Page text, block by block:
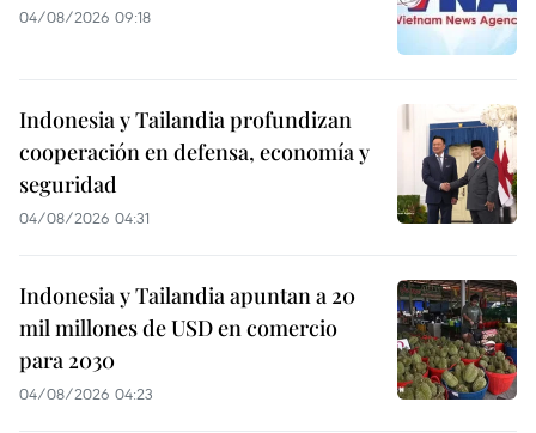
04/08/2026 09:18
Indonesia y Tailandia profundizan
cooperación en defensa, economía y
seguridad
04/08/2026 04:31
Indonesia y Tailandia apuntan a 20
mil millones de USD en comercio
para 2030
04/08/2026 04:23